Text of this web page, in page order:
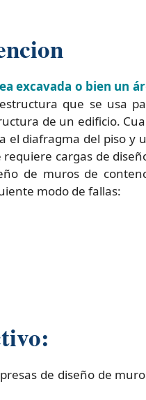
excavada o bien un
que se usa
de un edificio.
el diafragma del piso y
cargas de
de muros de
modo de fallas:
de diseño de